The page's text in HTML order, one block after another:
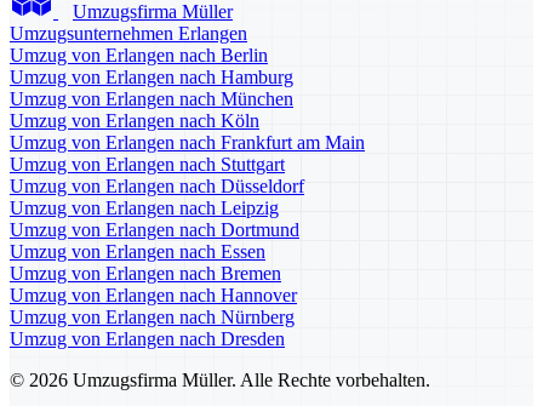
Umzugsfirma Müller
Umzugsunternehmen Erlangen
Umzug von Erlangen nach Berlin
Umzug von Erlangen nach Hamburg
Umzug von Erlangen nach München
Umzug von Erlangen nach Köln
Umzug von Erlangen nach Frankfurt am Main
Umzug von Erlangen nach Stuttgart
Umzug von Erlangen nach Düsseldorf
Umzug von Erlangen nach Leipzig
Umzug von Erlangen nach Dortmund
Umzug von Erlangen nach Essen
Umzug von Erlangen nach Bremen
Umzug von Erlangen nach Hannover
Umzug von Erlangen nach Nürnberg
Umzug von Erlangen nach Dresden
© 2026 Umzugsfirma Müller. Alle Rechte vorbehalten.